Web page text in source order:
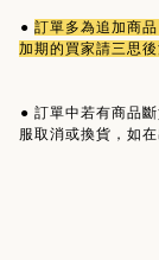
● 訂單多為追加商品
加期的買家請三思
● 訂單中若有商品
服取消或換貨，如